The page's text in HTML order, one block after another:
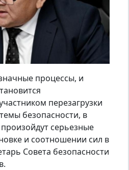
процессы, и
перезагрузки
безопасности, в
серьезные
и соотношении сил в
Совета безопасности